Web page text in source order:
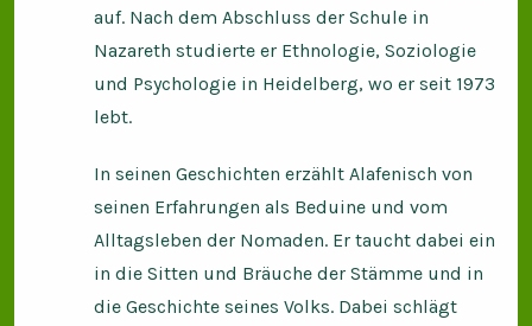
auf. Nach dem Abschluss der Schule in
Nazareth studierte er Ethnologie, Soziologie
und Psychologie in Heidelberg, wo er seit 1973
lebt.
In seinen Geschichten erzählt Alafenisch von
seinen Erfahrungen als Beduine und vom
Alltagsleben der Nomaden. Er taucht dabei ein
in die Sitten und Bräuche der Stämme und in
die Geschichte seines Volks. Dabei schlägt